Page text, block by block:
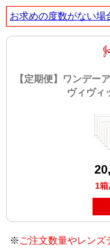
お求めの度数がない場
【定期便】ワンデー
ヴィヴィ
1
※ ご注文数量やレンズ